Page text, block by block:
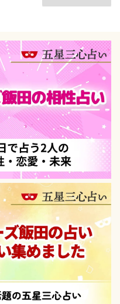
相
占
い
ゲ
ッ
タ
ー
ズ
飯
田
の
い”
の